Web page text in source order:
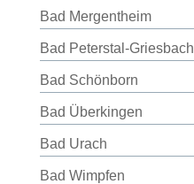
Bad Mergentheim
Bad Peterstal-Griesbach
Bad Schönborn
Bad Überkingen
Bad Urach
Bad Wimpfen